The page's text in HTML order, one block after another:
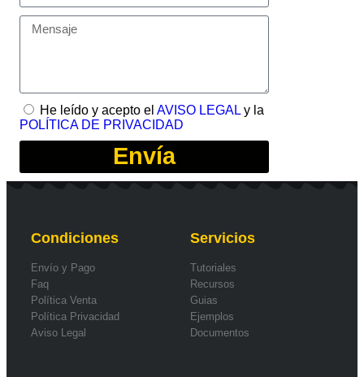
He leído y acepto el AVISO LEGAL y la
POLÍTICA DE PRIVACIDAD
Envía
Condiciones
Envío y Pago
Faq
Política Venta
Política Privacidad
Aviso Legal
Servicios
Tutoriales
Recursos
Guias
Ejemplos
Documentos